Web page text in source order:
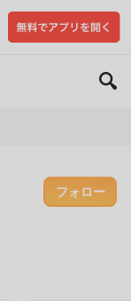
フォロー